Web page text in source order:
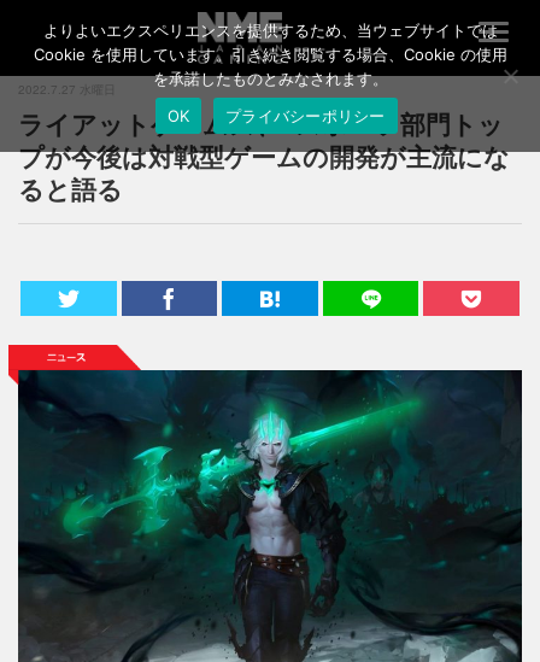
T
o
g
l
e
n
a
n
2022.7.27 水曜日
ライアットゲームズ、eスポーツ部門トッ
プが今後は対戦型ゲームの開発が主流にな
ると語る
よりよいエクスペリエンスを提供するため、当ウェブサイトでは
Cookie を使用しています。引き続き閲覧する場合、Cookie の使用
を承諾したものとみなされます。
OK
プライバシーポリシー